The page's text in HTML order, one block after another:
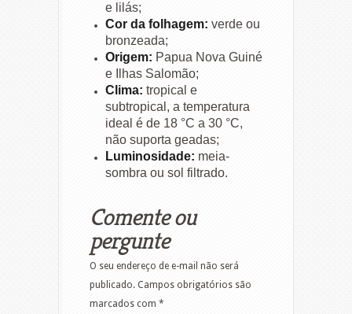
e lilás;
Cor da folhagem: verde ou
bronzeada;
Origem: Papua Nova Guiné
e Ilhas Salomão;
Clima: tropical e
subtropical, a temperatura
ideal é de 18 °C a 30 °C,
não suporta geadas;
Luminosidade: meia-
sombra ou sol filtrado.
Comente ou
pergunte
O seu endereço de e-mail não será
publicado. Campos obrigatórios são
marcados com *